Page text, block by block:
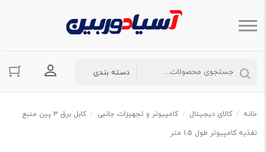
ورود به
خانه / کالای دیجیتال / کامپیوتر و تجهیزات جانبی /
کابل برق 3 پین منبع
تغذیه کامپیوتر طول 1.5 متر